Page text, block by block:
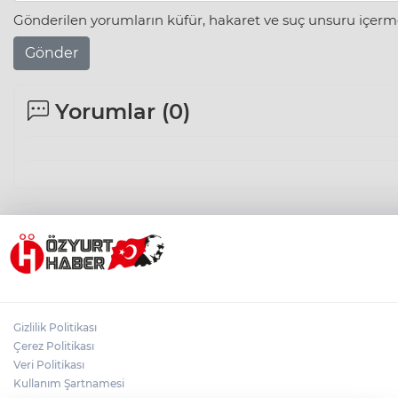
Gönderilen yorumların küfür, hakaret ve suç unsuru
Gönder
Yorumlar (0)
Gizlilik Politikası
Çerez Politikası
Veri Politikası
Kullanım Şartnamesi